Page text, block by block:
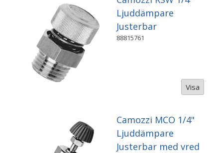
Ljuddämpare
Justerbar
88815761
Visa
Camozzi MCO 1/4"
Ljuddämpare
Justerbar med vred